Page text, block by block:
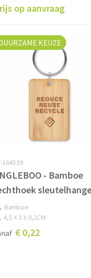
op aanvraag
KEUZE
164539
- Bamboe
Bamboe
4,5 X 3 X 0,2CM
€ 0,22